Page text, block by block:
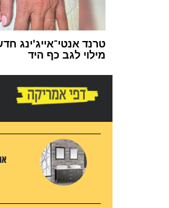
טרנד אנטי־אייג'ינג
מילוי לגב כף היד